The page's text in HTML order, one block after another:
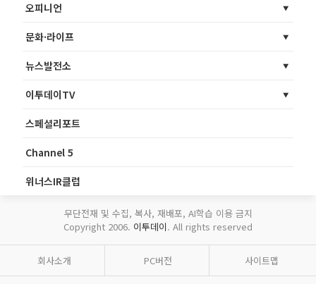
오피니언
문화·라이프
뉴스발전소
이투데이TV
스페셜리포트
Channel 5
위너스IR클럽
무단전재 및 수집, 복사, 재배포, AI학습 이용 금지
Copyright 2006. 이투데이. All rights reserved
회사소개 PC버전 사이트맵